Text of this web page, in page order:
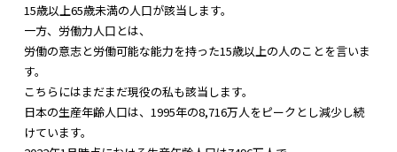
15歳以上65歳未満の人口が該当します。
一方、労働力人口とは、
労働の意志と労働可能な能力を持った15歳以上の人のことを言いま
す。
こちらにはまだまだ現役の私も該当します。
日本の生産年齢人口は、1995年の8,716万人をピークとし減少し続
けています。